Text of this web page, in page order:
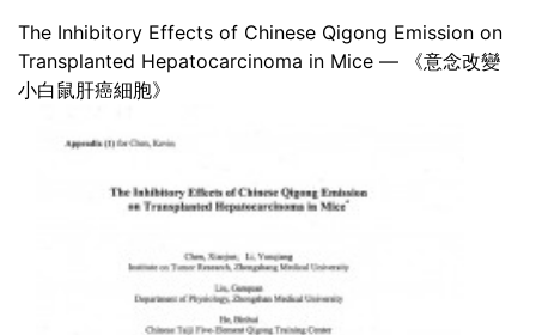
The Inhibitory Effects of Chinese Qigong Emission on
Transplanted Hepatocarcinoma in Mice — 《意念改變
小白鼠肝癌細胞》